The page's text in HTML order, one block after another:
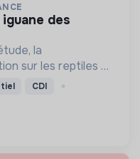
la
sur les reptiles et
et leurs
scientifiques
CDI